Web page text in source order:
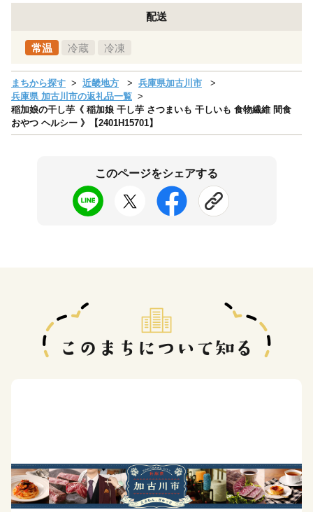
配送
常温 冷蔵 冷凍
まちから探す 近畿地方
兵庫県加古川市
兵庫県 加古川市の返礼品一覧
稲加娘の干し芋《 稲加娘 干し芋 さつまいも 干しいも 食物繊維 間食
おやつ ヘルシー 》【2401H15701】
このページをシェアする